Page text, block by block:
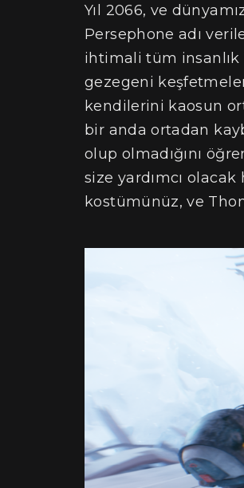
Yıl 2066, ve
Persephone adı
ihtimali tüm insanlık
gezegeni
kendilerini kaosun
bir anda ortadan
olup olmadığını
size yardımcı
kostümünüz, ve